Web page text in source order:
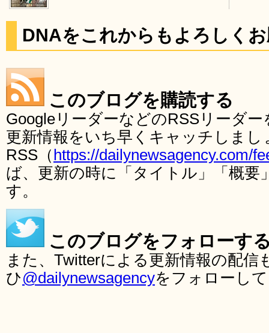
DNAをこれからもよろしく
このブログを購読する
GoogleリーダーなどのRSSリーダ
更新情報をいち早くキャッチしま
RSS（ https://dailynewsagency.com/
ば、更新の時に「タイトル」「概要
す。
このブログをフォローす
また、Twitterによる更新情報の配
ひ@dailynewsagencyをフォローし